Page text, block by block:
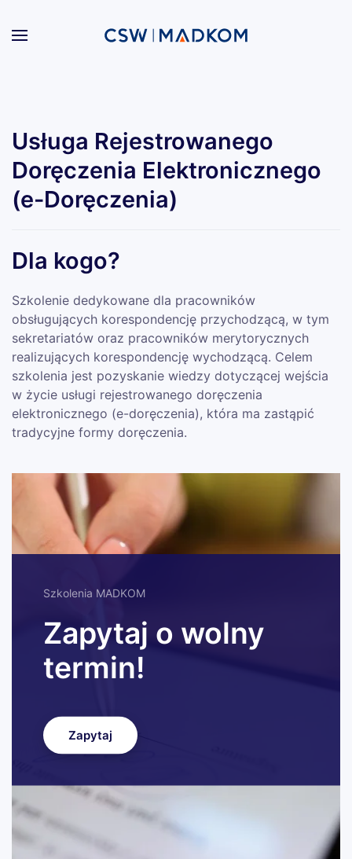
Przejdź do głównej treści
Usługa Rejestrowanego
Doręczenia Elektronicznego
(e-Doręczenia)
Dla kogo?
Szkolenie dedykowane dla pracowników
obsługujących korespondencję przychodzącą, w tym
sekretariatów oraz pracowników merytorycznych
realizujących korespondencję wychodzącą. Celem
szkolenia jest pozyskanie wiedzy dotyczącej wejścia
w życie usługi rejestrowanego doręczenia
elektronicznego (e-doręczenia), która ma zastąpić
tradycyjne formy doręczenia.
Szkolenia MADKOM
Zapytaj o wolny
termin!
Zapytaj